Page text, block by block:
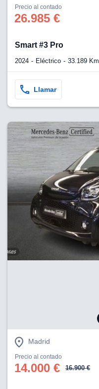
Precio al contado
26.985 €
Smart #3 Pro
2024 Eléctrico 33.189 Km
Llamar
Madrid
Precio al contado
14.000 € 16.900 €